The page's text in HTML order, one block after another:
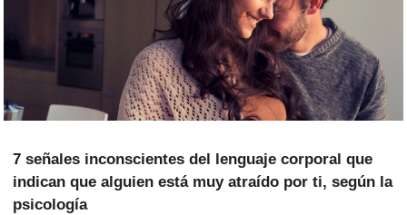
7 señales inconscientes del lenguaje corporal que
indican que alguien está muy atraído por ti, según la
psicología